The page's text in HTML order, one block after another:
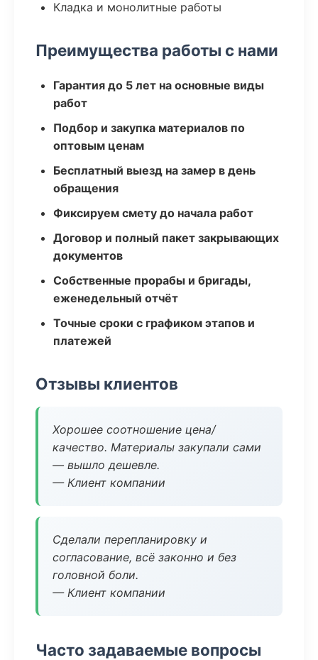
Кладка и монолитные работы
Преимущества работы с нами
Гарантия до 5 лет на основные виды
работ
Подбор и закупка материалов по
оптовым ценам
Бесплатный выезд на замер в день
обращения
Фиксируем смету до начала работ
Договор и полный пакет закрывающих
документов
Собственные прорабы и бригады,
еженедельный отчёт
Точные сроки с графиком этапов и
платежей
Отзывы клиентов
Хорошее соотношение цена/
качество. Материалы закупали сами
— вышло дешевле.
— Клиент компании
Сделали перепланировку и
согласование, всё законно и без
головной боли.
— Клиент компании
Часто задаваемые вопросы